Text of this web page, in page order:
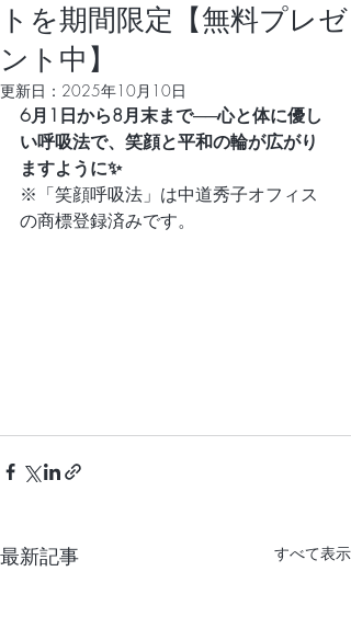
トを期間限定【無料プレゼ
ント中】
更新日： 2025年10月10日
6月1日から8月末まで──心と体に優し
い呼吸法で、笑顔と平和の輪が広がり
ますように✨
※「笑顔呼吸法」は中道秀子オフィス
の商標登録済みです。
最新記事 すべて表示